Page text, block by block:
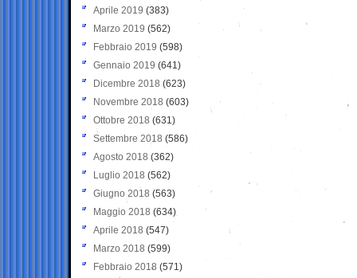
Aprile 2019 (383)
Marzo 2019 (562)
Febbraio 2019 (598)
Gennaio 2019 (641)
Dicembre 2018 (623)
Novembre 2018 (603)
Ottobre 2018 (631)
Settembre 2018 (586)
Agosto 2018 (362)
Luglio 2018 (562)
Giugno 2018 (563)
Maggio 2018 (634)
Aprile 2018 (547)
Marzo 2018 (599)
Febbraio 2018 (571)